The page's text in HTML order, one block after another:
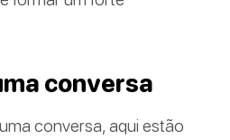
conversa
conversa, aqui estão